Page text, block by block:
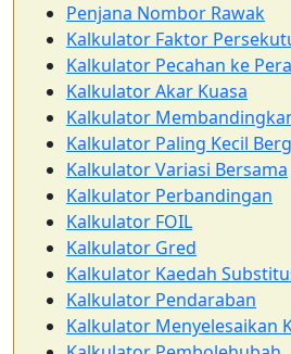
Penjana Nombor Rawak
Kalkulator Faktor
Kalkulator Pecahan ke
Kalkulator Akar Kuasa
Kalkulator
Kalkulator Paling Kecil
Kalkulator Variasi Bersama
Kalkulator Perbandingan
Kalkulator FOIL
Kalkulator Gred
Kalkulator Kaedah
Kalkulator Pendaraban
Kalkulator Menyelesaikan